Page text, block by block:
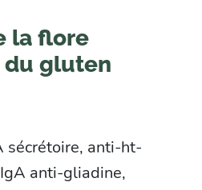
la flore
gluten
sécrétoire, anti-ht-
anti-gliadine,